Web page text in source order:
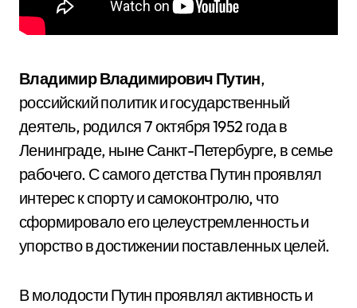
Владимир Владимирович Путин,
российский политик и государственный
деятель, родился 7 октября 1952 года в
Ленинграде, ныне Санкт-Петербурге, в семье
рабочего. С самого детства Путин проявлял
интерес к спорту и самоконтролю, что
сформировало его целеустремленность и
упорство в достижении поставленных целей.
В молодости Путин проявлял активность и